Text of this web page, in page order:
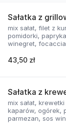
Sałatka z
mix sałat, filet z
pomidorki,
winegret, focaccia
43,50 zł
Sałatka z
mix sałat,
kaparów, ogórek,
parmezan, sos